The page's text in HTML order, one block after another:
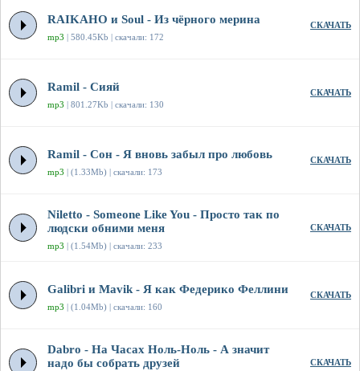
RAIKAHO и Soul - Из чёрного мерина
mp3 | 580.45Kb | скачали: 172
СКАЧАТЬ
Ramil - Сияй
mp3 | 801.27Kb | скачали: 130
СКАЧАТЬ
Ramil - Сон - Я вновь забыл про любовь
mp3 | (1.33Mb) | скачали: 173
СКАЧАТЬ
Niletto - Someone Like You - Просто так по
людски обними меня
mp3 | (1.54Mb) | скачали: 233
СКАЧАТЬ
Galibri и Mavik - Я как Федерико Феллини
mp3 | (1.04Mb) | скачали: 160
СКАЧАТЬ
Dabro - На Часах Ноль-Ноль - А значит
надо бы собрать друзей
СКАЧАТЬ